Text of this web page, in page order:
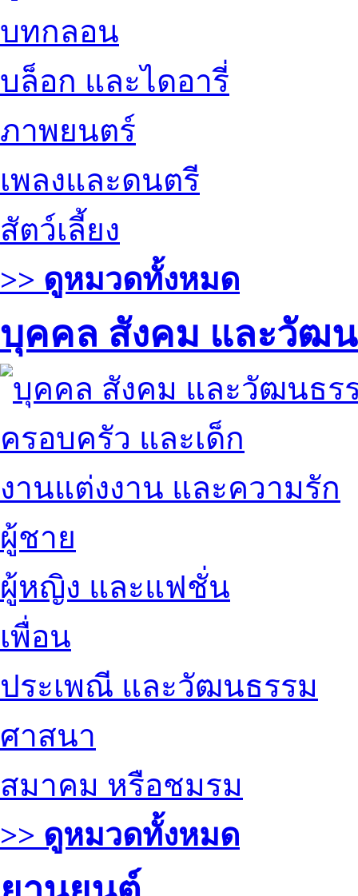
บทกลอน
บล็อก และไดอารี่
ภาพยนตร์
เพลงและดนตรี
สัตว์เลี้ยง
>> ดูหมวดทั้งหมด
บุคคล สังคม และวัฒ
ครอบครัว และเด็ก
งานแต่งงาน และความรัก
ผู้ชาย
ผู้หญิง และแฟชั่น
เพื่อน
ประเพณี และวัฒนธรรม
ศาสนา
สมาคม หรือชมรม
>> ดูหมวดทั้งหมด